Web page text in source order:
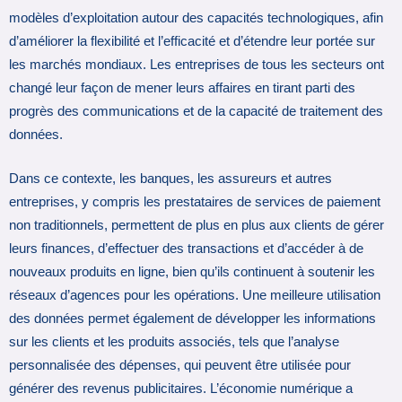
modèles d’exploitation autour des capacités technologiques, afin
d’améliorer la flexibilité et l’efficacité et d’étendre leur portée sur
les marchés mondiaux. Les entreprises de tous les secteurs ont
changé leur façon de mener leurs affaires en tirant parti des
progrès des communications et de la capacité de traitement des
données.
Dans ce contexte, les banques, les assureurs et autres
entreprises, y compris les prestataires de services de paiement
non traditionnels, permettent de plus en plus aux clients de gérer
leurs finances, d’effectuer des transactions et d’accéder à de
nouveaux produits en ligne, bien qu’ils continuent à soutenir les
réseaux d’agences pour les opérations. Une meilleure utilisation
des données permet également de développer les informations
sur les clients et les produits associés, tels que l’analyse
personnalisée des dépenses, qui peuvent être utilisée pour
générer des revenus publicitaires. L’économie numérique a